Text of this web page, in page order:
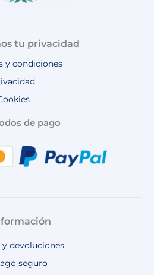
tu privacidad
y condiciones
de pago
y devoluciones
seguro